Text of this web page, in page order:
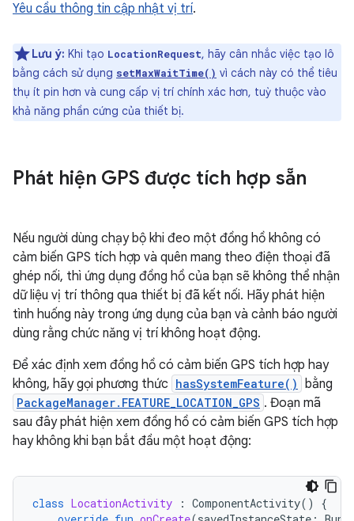
Yêu cầu thông tin cập nhật vị trí.
Lưu ý: Khi tạo LocationRequest, hãy cân nhắc việc tạo lô
bằng cách sử dụng setMaxWaitTime() vì cách này có thể tiêu
thụ ít pin hơn và cung cấp vị trí chính xác hơn, tuỳ thuộc vào
khả năng phần cứng của thiết bị.
Phát hiện GPS được tích hợp sẵn
Nếu người dùng chạy bộ khi đeo một đồng hồ không có
cảm biến GPS tích hợp và quên mang theo điện thoại đã
ghép nối, thì ứng dụng đồng hồ của bạn sẽ không thể nhận
dữ liệu vị trí thông qua thiết bị đã kết nối. Hãy phát hiện
tình huống này trong ứng dụng của bạn và cảnh báo người
dùng rằng chức năng vị trí không hoạt động.
Để xác định xem đồng hồ có cảm biến GPS tích hợp hay
không, hãy gọi phương thức hasSystemFeature() bằng
PackageManager.FEATURE_LOCATION_GPS . Đoạn mã
sau đây phát hiện xem đồng hồ có cảm biến GPS tích hợp
hay không khi bạn bắt đầu một hoạt động:
class LocationActivity : ComponentActivity()
{